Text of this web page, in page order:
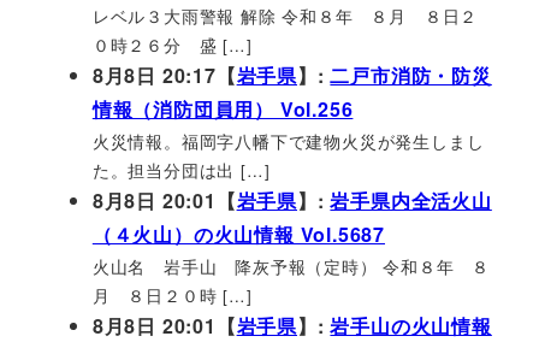
レベル３大雨警報 解除 令和８年 ８月 ８日２
０時２６分 盛 […]
8月8日 20:17【岩手県】:二戸市消防・防災
情報（消防団員用） Vol.256
火災情報。福岡字八幡下で建物火災が発生しまし
た。担当分団は出 […]
8月8日 20:01【岩手県】:岩手県内全活火山
（４火山）の火山情報 Vol.5687
火山名 岩手山 降灰予報（定時） 令和８年 ８
月 ８日２０時 […]
8月8日 20:01【岩手県】:岩手山の火山情報